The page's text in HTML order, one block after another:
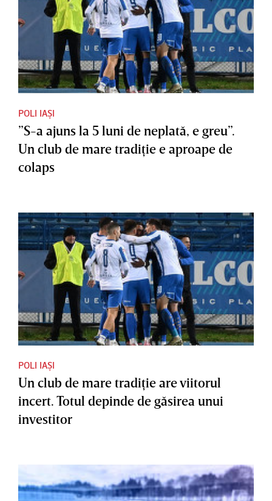
POLI IAȘI
”S-a ajuns la 5 luni de neplată, e greu”.
Un club de mare tradiţie e aproape de
colaps
POLI IAȘI
Un club de mare tradiţie are viitorul
incert. Totul depinde de găsirea unui
investitor